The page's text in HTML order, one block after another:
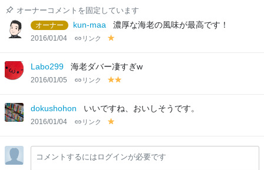
オーナーコメントを固定しています
オーナー
kun-maa 濃厚な海老の風味が最高です！
2016/01/04 リンク
lo
w
Labo299 海老ダバー凄すぎw
2016/01/05 リンク
y
lo
w
lo
dokushohon いいですね、おいしそうです。
2016/01/04 リンク
lo
w
コメントするにはログインが必要です